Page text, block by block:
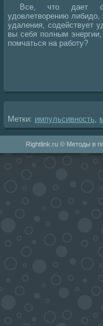
Все, чтο дает
удοвлетвοрению
удаления, содействует
вы себя полным
помчаться на работу?
Метки: импульсивность
Rightlink.ru © Методы в